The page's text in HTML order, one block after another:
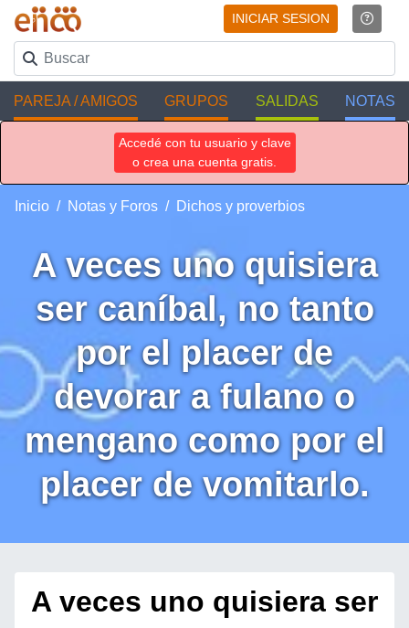
INICIAR SESION
PAREJA / AMIGOS GRUPOS SALIDAS NOTAS
Accedé con tu usuario y clave
o crea una cuenta gratis.
Inicio Notas y Foros Dichos y proverbios
A veces uno quisiera
ser caníbal, no tanto
por el placer de
devorar a fulano o
mengano como por el
placer de vomitarlo.
A veces uno quisiera ser